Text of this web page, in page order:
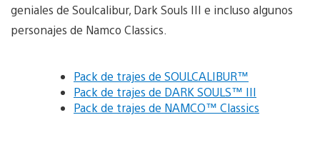
geniales de Soulcalibur, Dark Souls III e incluso algunos
personajes de Namco Classics.
Pack de trajes de SOULCALIBUR™
Pack de trajes de DARK SOULS™ III
Pack de trajes de NAMCO™ Classics